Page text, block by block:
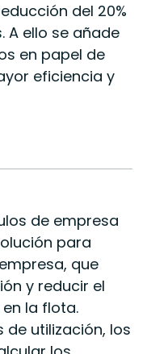
del 20%
A ello se añade
en papel de
eficiencia y
de empresa
para
que
y reducir el
la flota.
de utilización, los